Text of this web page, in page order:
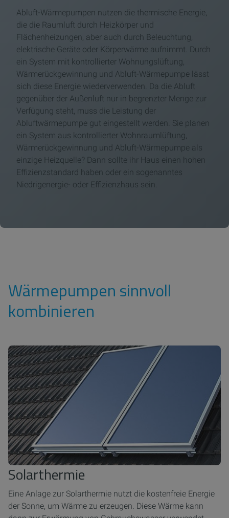
Abluft-Wärmepumpen nutzen die thermische Energie,
die die Raumluft durch Heizkörper und
Flächenheizungen, aber auch durch Beleuchtung,
elektrische Geräte oder Körperwärme aufnimmt. Durch
ein System mit kontrollierter Wohnungslüftung,
Wärmerückgewinnung und Abluft-Wärmepumpe lässt
sich diese Energie wiederverwenden. Da die Abluft
gegenüber der Außenluft nur in begrenzter Menge zur
Verfügung steht, muss die Leistung der
Abluftwärmepumpe gut eingestellt werden. Sie planen
ein System aus kontrollierter Wohnraumlüftung,
Wärmerückgewinnung und Abluft-Wärmepumpe als
einzige Heizquelle? Dann sollte ihr Haus einen hohen
Effizienzstandard haben oder ein sogenanntes
Niedrigenergie- oder Effizienzhaus sein.
Wärmepumpen sinnvoll
kombinieren
Solarthermie
Eine Anlage zur Solarthermie nutzt die kostenfreie Energie
der Sonne, um Wärme zu erzeugen. Diese Wärme kann